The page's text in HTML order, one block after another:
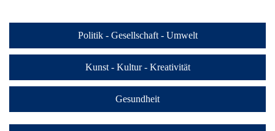
Politik - Gesellschaft - Umwelt
Kunst - Kultur - Kreativität
Gesundheit